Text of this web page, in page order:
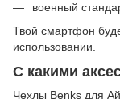
военный
Твой смартфон
использовании.
С какими
Чехлы Benks для